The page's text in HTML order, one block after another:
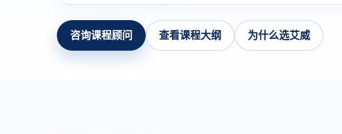
咨询课程顾问 查看课程大纲 为什么选艾威